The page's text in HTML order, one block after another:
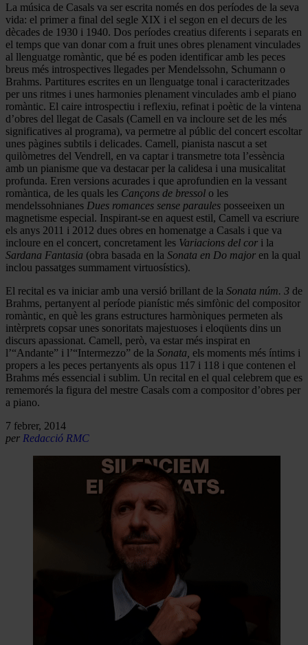
La música de Casals va ser escrita només en dos períodes de la seva
vida: el primer a final del segle XIX i el segon en el decurs de les
dècades de 1930 i 1940. Dos períodes creatius diferents i separats en
el temps que van donar com a fruit unes obres plenament vinculades
al llenguatge romàntic, que bé es poden identificar amb les peces
breus més introspectives llegades per Mendelssohn, Schumann o
Brahms. Partitures escrites en un llenguatge tonal i caracteritzades
per uns ritmes i unes harmonies plenament vinculades amb el piano
romàntic. El caire introspectiu i reflexiu, refinat i poètic de la vintena
d’obres del llegat de Casals (Camell en va incloure set de les més
significatives al programa), va permetre al públic del concert escoltar
unes pàgines subtils i delicades. Camell, pianista nascut a set
quilòmetres del Vendrell, en va captar i transmetre tota l’essència
amb un pianisme que va destacar per la calidesa i una musicalitat
profunda. Eren versions acurades i que aprofundien en la vessant
romàntica, de les quals les Cançons de bressol o les
mendelssohnianes Dues romances sense paraules posseeixen un
magnetisme especial. Inspirant-se en aquest estil, Camell va escriure
els anys 2011 i 2012 dues obres en homenatge a Casals i que va
incloure en el concert, concretament les Variacions del cor i la
Sardana Fantasia (obra basada en la Sonata en Do major en la qual
inclou passatges summament virtuosístics).
El recital es va iniciar amb una versió brillant de la Sonata núm. 3 de
Brahms, pertanyent al període pianístic més simfònic del compositor
romàntic, en què les grans estructures harmòniques permeten als
intèrprets copsar unes sonoritats majestuoses i eloqüents dins un
discurs apassionat. Camell, però, va estar més inspirat en
l’“Andante” i l’“Intermezzo” de la Sonata, els moments més íntims i
propers a les peces pertanyents als opus 117 i 118 i que contenen el
Brahms més essencial i sublim. Un recital en el qual celebrem que es
rememorés la figura del mestre Casals com a compositor d’obres per
a piano.
7 febrer, 2014
per Redacció RMC